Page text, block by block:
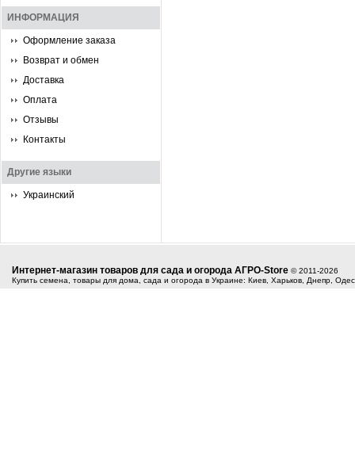
ИНФОРМАЦИЯ
Оформление заказа
Возврат и обмен
Доставка
Оплата
Отзывы
Контакты
Другие языки
Украинский
Интернет-магазин товаров для сада и огорода АГРО-Store © 2011-2026
Купить семена, товары для дома, сада и огорода в Украине: Киев, Харьков, Днепр,